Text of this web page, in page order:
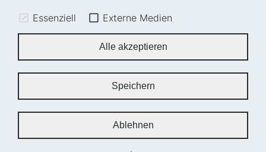
Essenziell Externe Medien
Alle akzeptieren
Speichern
Ablehnen
Leichte Sprache
Gebärdensprache
Sitemap
Cookie-Einstellungen